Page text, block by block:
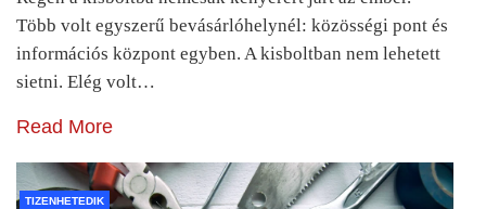
Több volt egyszerű bevásárlóhelynél: közösségi pont és
információs központ egyben. A kisboltban nem lehetett
sietni. Elég volt…
Read More
TIZENHETEDIK